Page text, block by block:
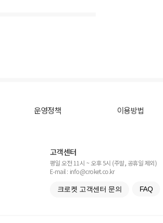
운영정책 이용방법
고객센터
평일 오전 11시 ~ 오후 5시 (주말, 공휴일 제외)
E-mail : info@croket.co.kr
크로켓 고객센터 문의 FAQ